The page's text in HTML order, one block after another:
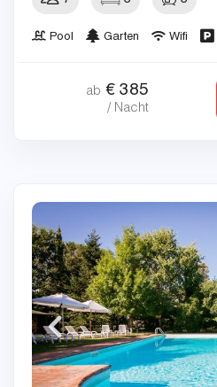
Pool Garten Wifi
ab € 385
/ Nacht